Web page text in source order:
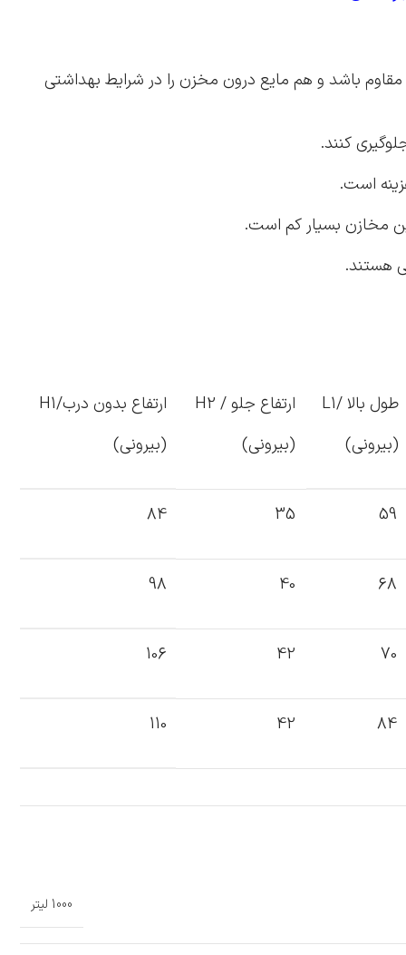
مقاوم باشد و هم مایع درون مخزن را در شرایط بهداشتی
طول بالا /L1
(بیرونی)
ارتفاع جلو / H2
(بیرونی)
ارتفاع بدون درب/H1
(بیرونی)
59
35
84
68
40
98
70
42
106
84
42
110
1000 لیتر